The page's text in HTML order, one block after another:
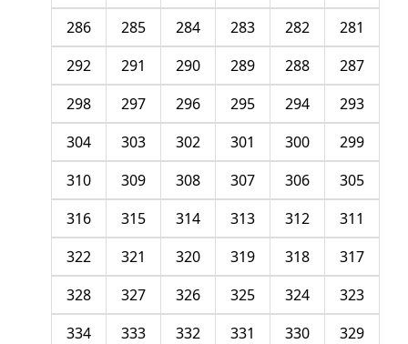
281
282
283
284
285
286
287
288
289
290
291
292
293
294
295
296
297
298
299
300
301
302
303
304
305
306
307
308
309
310
311
312
313
314
315
316
317
318
319
320
321
322
323
324
325
326
327
328
329
330
331
332
333
334